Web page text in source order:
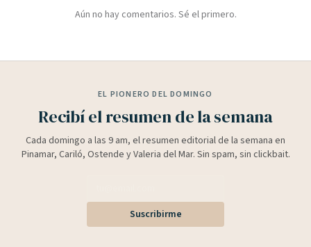
Aún no hay comentarios. Sé el primero.
EL PIONERO DEL DOMINGO
Recibí el resumen de la semana
Cada domingo a las 9 am, el resumen editorial de la semana en
Pinamar, Cariló, Ostende y Valeria del Mar. Sin spam, sin clickbait.
Suscribirme